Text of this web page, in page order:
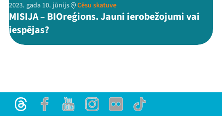
2023. gada 10. jūnijs Cēsu skatuve
MISIJA – BIOreģions. Jauni ierobežojumi vai
iespējas?
ThreadsFacebookYoutubeInstagram
Flick TikTok